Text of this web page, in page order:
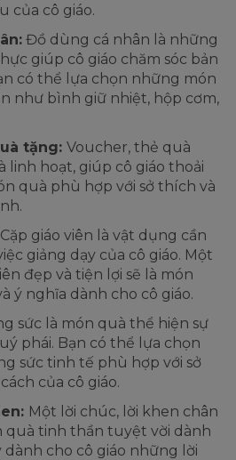
của cô giáo.
Đồ dùng cá nhân là những
giúp cô giáo chăm sóc bản
có thể lựa chọn những món
như bình giữ nhiệt, hộp cơm,
tặng: Voucher, thẻ quà
linh hoạt, giúp cô giáo thoải
quà phù hợp với sở thích và
Cặp giáo viên là vật dụng cần
giảng dạy của cô giáo. Một
đẹp và tiện lợi sẽ là món
ý nghĩa dành cho cô giáo.
sức là món quà thể hiện sự
phái. Bạn có thể lựa chọn
sức tinh tế phù hợp với sở
của cô giáo.
Một lời chúc, lời khen chân
quà tinh thần tuyệt vời dành
dành cho cô giáo những lời